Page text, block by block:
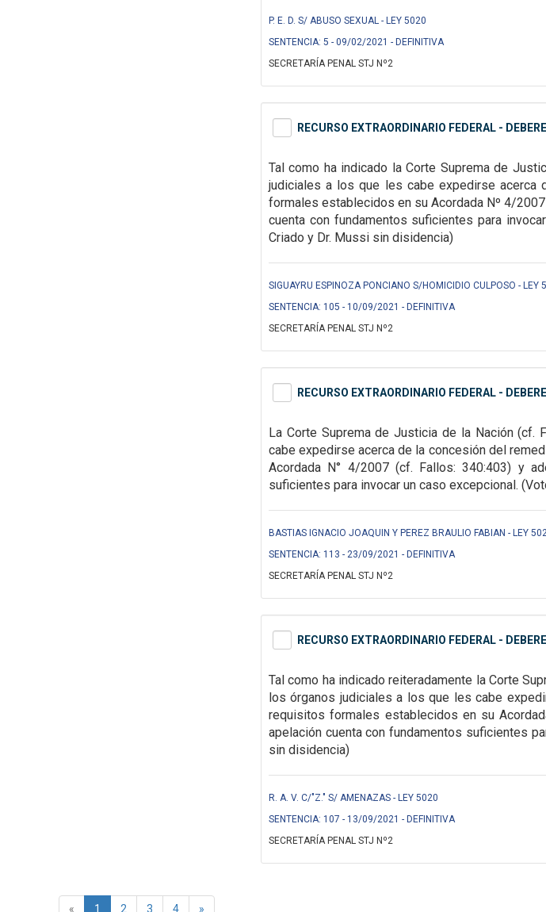
P. E. D. S/ ABUSO SEXUAL - LEY 5020
SENTENCIA: 5 - 09/02/2021 - DEFINITIVA
SECRETARÍA PENAL STJ Nº2
RECURSO EXTRAORDINARIO FEDERAL -
Tal como ha indicado la Corte Suprema de
judiciales a los que les cabe expedirseacerca
formales establecidos en su Acordada Nº 4/
cuenta con fundamentos suficientes para
Criado y Dr. Mussi sin disidencia)
SIGUAYRU ESPINOZA PONCIANO S/HOMICIDIO CULPOSO - LEY
SENTENCIA: 105 - 10/09/2021 - DEFINITIVA
SECRETARÍA PENAL STJ Nº2
RECURSO EXTRAORDINARIO FEDERAL -
La Corte Suprema de Justicia de la Nación (cf.
cabe expedirse acerca de la concesión del
Acordada N° 4/2007 (cf. Fallos: 340:403) y
suficientes para invocar un caso excepcional.
BASTIAS IGNACIO JOAQUIN Y PEREZ BRAULIO FABIAN - LEY
SENTENCIA: 113 - 23/09/2021 - DEFINITIVA
SECRETARÍA PENAL STJ Nº2
RECURSO EXTRAORDINARIO FEDERAL -
Tal como ha indicado reiteradamente la Corte
los órganos judiciales a los que les cabe
requisitos formales establecidos en su
apelación cuenta con fundamentos suficientes
sin disidencia)
R. A. V. C/"Z." S/ AMENAZAS - LEY 5020
SENTENCIA: 107 - 13/09/2021 - DEFINITIVA
SECRETARÍA PENAL STJ Nº2
« 1 2 3 4 »